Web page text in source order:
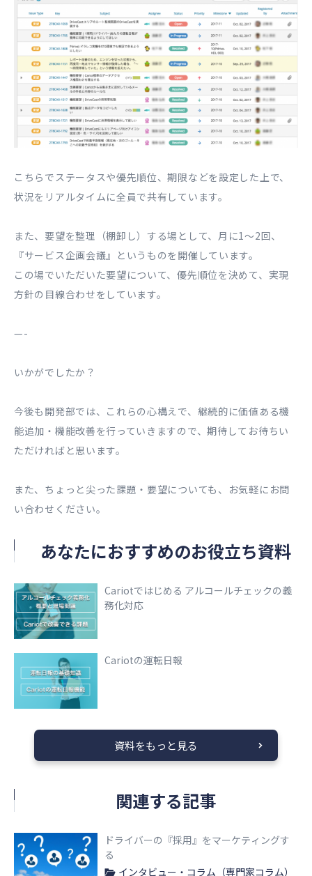
こちらでステータスや優先順位、期限などを設定した上で、
状況をリアルタイムに全員で共有しています。
また、要望を整理（棚卸し）する場として、月に1〜2回、
『サービス企画会議』というものを開催しています。
この場でいただいた要望について、優先順位を決めて、実現
方針の目線合わせをしています。
—-
いかがでしたか？
今後も開発部では、これらの心構えで、継続的に価値ある機
能追加・機能改善を行っていきますので、期待してお待ちい
ただければと思います。
また、ちょっと尖った課題・要望についても、お気軽にお問
い合わせください。
あなたにおすすめのお役立ち資料
Cariotではじめる アルコールチェックの義
務化対応
Cariotの運転日報
資料をもっと見る
関連する記事
ドライバーの『採用』をマーケティングす
る
インタビュー・コラム（専門家コラム）